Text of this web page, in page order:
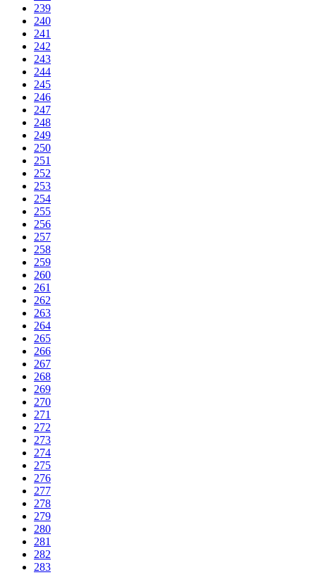
239
240
241
242
243
244
245
246
247
248
249
250
251
252
253
254
255
256
257
258
259
260
261
262
263
264
265
266
267
268
269
270
271
272
273
274
275
276
277
278
279
280
281
282
283